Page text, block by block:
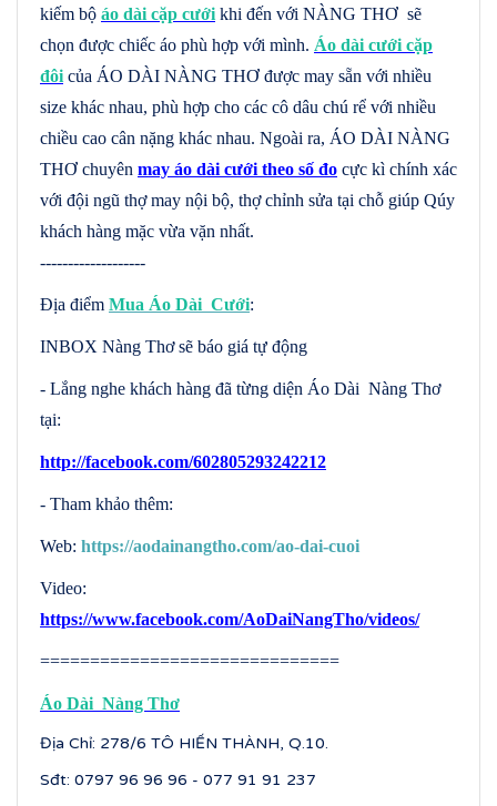
kiếm bộ áo dài cặp cưới khi đến với NÀNG THƠ sẽ
chọn được chiếc áo phù hợp với mình. Áo dài cưới cặp
đôi của ÁO DÀI NÀNG THƠ được may sẵn với nhiều
size khác nhau, phù hợp cho các cô dâu chú rể với nhiều
chiều cao cân nặng khác nhau. Ngoài ra, ÁO DÀI NÀNG
THƠ chuyên may áo dài cưới theo số đo cực kì chính xác
với đội ngũ thợ may nội bộ, thợ chỉnh sửa tại chỗ giúp Qúy
khách hàng mặc vừa vặn nhất.
-------------------
Địa điểm Mua Áo Dài Cưới:
INBOX Nàng Thơ sẽ báo giá tự động
- Lắng nghe khách hàng đã từng diện Áo Dài Nàng Thơ
tại:
http://facebook.com/602805293242212
- Tham khảo thêm:
Web: https://aodainangtho.com/ao-dai-cuoi
Video:
https://www.facebook.com/AoDaiNangTho/videos/
==============================
Áo Dài Nàng Thơ
Địa Chỉ: 278/6 TÔ HIẾN THÀNH, Q.10.
Sđt: 0797 96 96 96 - 077 91 91 237